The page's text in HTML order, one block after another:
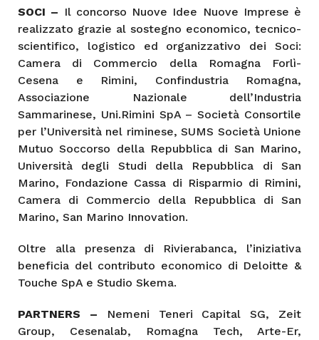
SOCI – Il concorso Nuove Idee Nuove Imprese è
realizzato grazie al sostegno economico, tecnico-
scientifico, logistico ed organizzativo dei Soci:
Camera di Commercio della Romagna Forlì-
Cesena e Rimini, Confindustria Romagna,
Associazione Nazionale dell’Industria
Sammarinese, Uni.Rimini SpA – Società Consortile
per l’Università nel riminese, SUMS Società Unione
Mutuo Soccorso della Repubblica di San Marino,
Università degli Studi della Repubblica di San
Marino, Fondazione Cassa di Risparmio di Rimini,
Camera di Commercio della Repubblica di San
Marino, San Marino Innovation.
Oltre alla presenza di Rivierabanca, l’iniziativa
beneficia del contributo economico di Deloitte &
Touche SpA e Studio Skema.
PARTNERS –
Nemeni Teneri Capital SG, Zeit
Group, Cesenalab, Romagna Tech, Arte-Er,